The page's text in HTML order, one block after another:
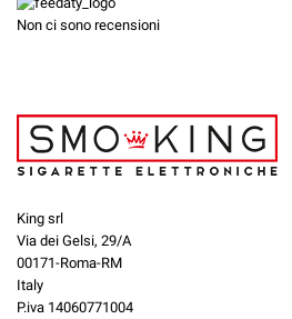
Non ci sono recensioni
King srl
Via dei Gelsi, 29/A
00171-Roma-RM
Italy
P.iva 14060771004